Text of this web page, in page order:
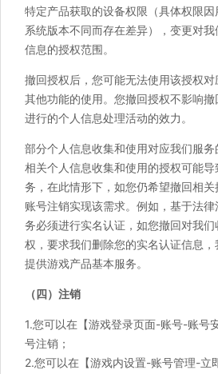
特定产品获取的设备权限（具体权限因
系统版本不同而存在差异），变更对
信息的授权范围。
撤回授权后，您可能无法使用该授权
其他功能的使用。您撤回授权不影响
进行的个人信息处理活动的效力。
部分个人信息收集和使用对应我们服
相关个人信息收集和使用的授权可能
务，在此情形下，如您仍希望撤回相
账号注销实现该需求。例如，基于法
务必须进行实名认证，如您撤回对我
权，要求我们删除您的实名认证信息
提供游戏产品基本服务。
（四）注销
1.您可以在【游戏登录页面-账号-账号
号注销；
2.您可以在【游戏内设置-账号管理-立